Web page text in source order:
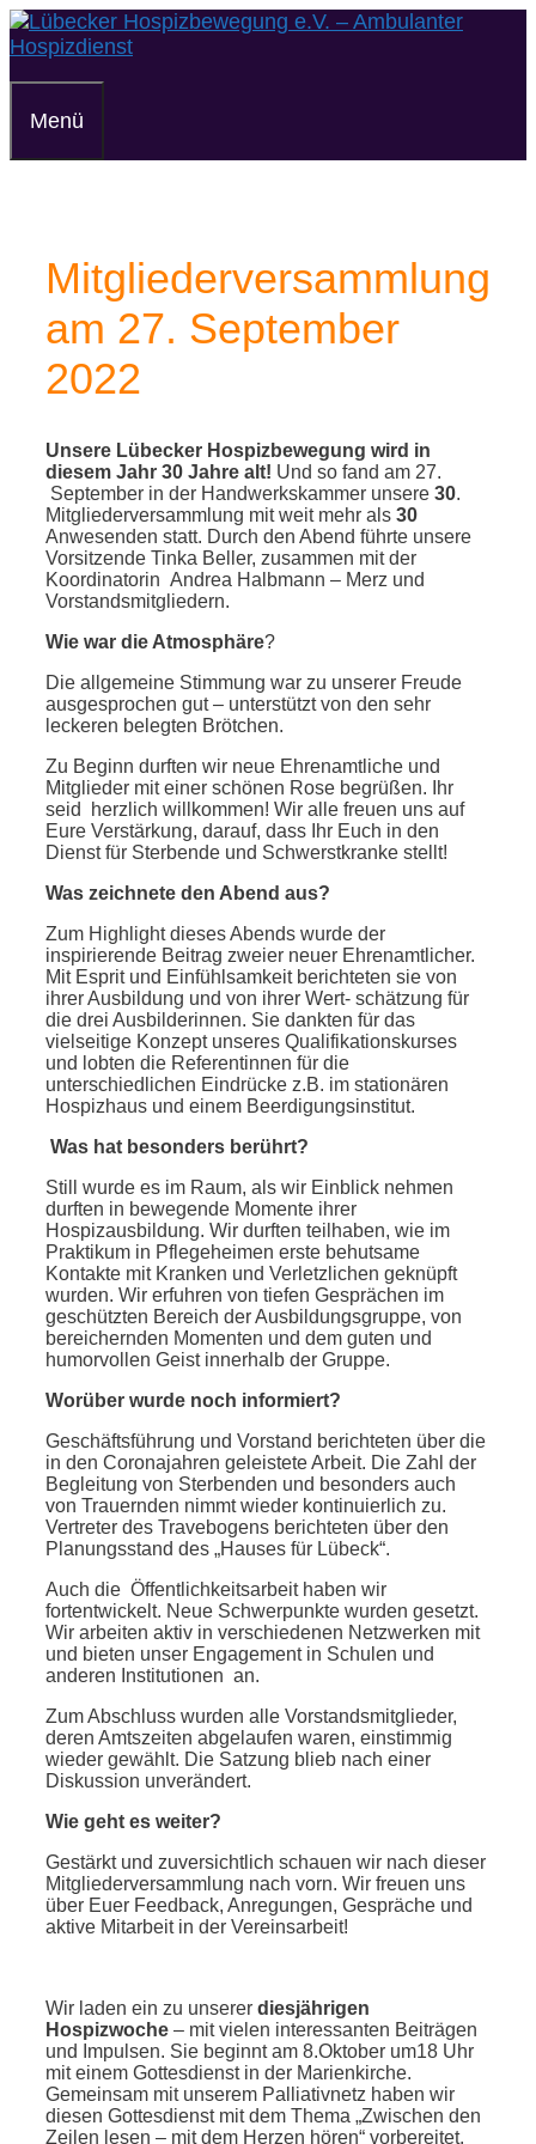
Zum
Inhalt
springen
Menü
Mitgliederversammlung
am 27. September
2022
Unsere Lübecker Hospizbewegung wird in
diesem Jahr 30 Jahre alt! Und so fand am 27.
September in der Handwerkskammer unsere 30.
Mitgliederversammlung mit weit mehr als 30
Anwesenden statt. Durch den Abend führte unsere
Vorsitzende Tinka Beller, zusammen mit der
Koordinatorin Andrea Halbmann – Merz und
Vorstandsmitgliedern.
Wie war die Atmosphäre?
Die allgemeine Stimmung war zu unserer Freude
ausgesprochen gut – unterstützt von den sehr
leckeren belegten Brötchen.
Zu Beginn durften wir neue Ehrenamtliche und
Mitglieder mit einer schönen Rose begrüßen. Ihr
seid herzlich willkommen! Wir alle freuen uns auf
Eure Verstärkung, darauf, dass Ihr Euch in den
Dienst für Sterbende und Schwerstkranke stellt!
Was zeichnete den Abend aus?
Zum Highlight dieses Abends wurde der
inspirierende Beitrag zweier neuer Ehrenamtlicher.
Mit Esprit und Einfühlsamkeit berichteten sie von
ihrer Ausbildung und von ihrer Wert- schätzung für
die drei Ausbilderinnen. Sie dankten für das
vielseitige Konzept unseres Qualifikationskurses
und lobten die Referentinnen für die
unterschiedlichen Eindrücke z.B. im stationären
Hospizhaus und einem Beerdigungsinstitut.
Was hat besonders berührt?
Still wurde es im Raum, als wir Einblick nehmen
durften in bewegende Momente ihrer
Hospizausbildung. Wir durften teilhaben, wie im
Praktikum in Pflegeheimen erste behutsame
Kontakte mit Kranken und Verletzlichen geknüpft
wurden. Wir erfuhren von tiefen Gesprächen im
geschützten Bereich der Ausbildungsgruppe, von
bereichernden Momenten und dem guten und
humorvollen Geist innerhalb der Gruppe.
Worüber wurde noch informiert?
Geschäftsführung und Vorstand berichteten über die
in den Coronajahren geleistete Arbeit. Die Zahl der
Begleitung von Sterbenden und besonders auch
von Trauernden nimmt wieder kontinuierlich zu.
Vertreter des Travebogens berichteten über den
Planungsstand des „Hauses für Lübeck“.
Auch die Öffentlichkeitsarbeit haben wir
fortentwickelt. Neue Schwerpunkte wurden gesetzt.
Wir arbeiten aktiv in verschiedenen Netzwerken mit
und bieten unser Engagement in Schulen und
anderen Institutionen an.
Zum Abschluss wurden alle Vorstandsmitglieder,
deren Amtszeiten abgelaufen waren, einstimmig
wieder gewählt. Die Satzung blieb nach einer
Diskussion unverändert.
Wie geht es weiter?
Gestärkt und zuversichtlich schauen wir nach dieser
Mitgliederversammlung nach vorn. Wir freuen uns
über Euer Feedback, Anregungen, Gespräche und
aktive Mitarbeit in der Vereinsarbeit!
Wir laden ein zu unserer diesjährigen
Hospizwoche – mit vielen interessanten Beiträgen
und Impulsen. Sie beginnt am 8.Oktober um18 Uhr
mit einem Gottesdienst in der Marienkirche.
Gemeinsam mit unserem Palliativnetz haben wir
diesen Gottesdienst mit dem Thema „Zwischen den
Zeilen lesen – mit dem Herzen hören“ vorbereitet.